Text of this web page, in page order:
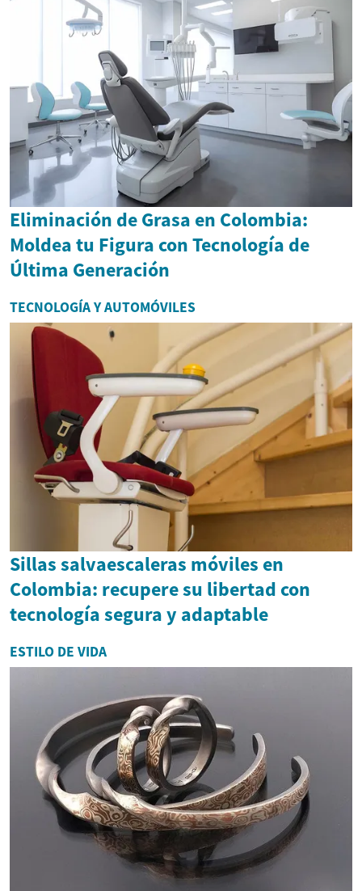
Eliminación de Grasa en Colombia:
Moldea tu Figura con Tecnología de
Última Generación
TECNOLOGÍA Y AUTOMÓVILES
Sillas salvaescaleras móviles en
Colombia: recupere su libertad con
tecnología segura y adaptable
ESTILO DE VIDA